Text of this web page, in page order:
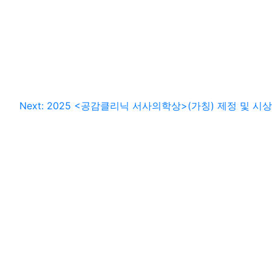
Next: 2025 <공감클리닉 서사의학상>(가칭) 제정 및 시상